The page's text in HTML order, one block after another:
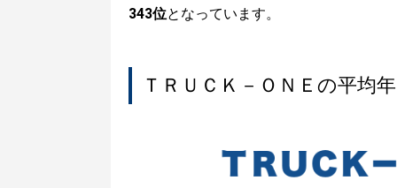
343位となっています。
ＴＲＵＣＫ－ＯＮＥの平均